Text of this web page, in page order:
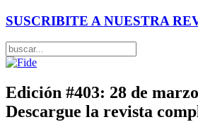
SUSCRIBITE A NUESTRA
Edición #403: 28 de
Descargue la revista